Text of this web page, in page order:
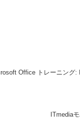
Office トレーニング:
ITmedia